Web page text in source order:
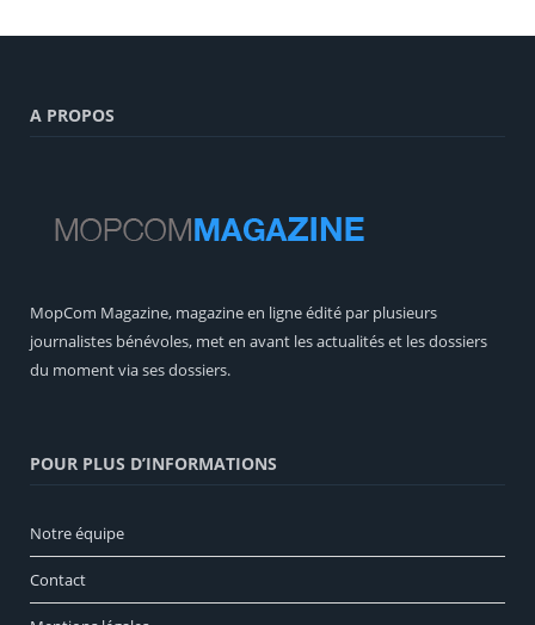
A PROPOS
MopCom Magazine, magazine en ligne édité par plusieurs
journalistes bénévoles, met en avant les actualités et les dossiers
du moment via ses dossiers.
POUR PLUS D’INFORMATIONS
Notre équipe
Contact